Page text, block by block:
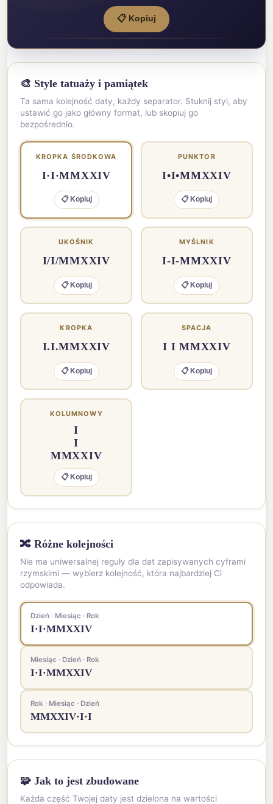
📋 Kopiuj
🎨 Style tatuaży i pamiątek
Ta sama kolejność daty, każdy separator. Stuknij styl, aby
ustawić go jako główny format, lub skopiuj go
bezpośrednio.
KROPKA ŚRODKOWA
I·I·MMXXIV
📋 Kopiuj
PUNKTOR
I•I•MMXXIV
📋 Kopiuj
UKOŚNIK
I/I/MMXXIV
📋 Kopiuj
MYŚLNIK
I-I-MMXXIV
📋 Kopiuj
KROPKA
I.I.MMXXIV
📋 Kopiuj
SPACJA
I I MMXXIV
📋 Kopiuj
KOLUMNOWY
I
I
MMXXIV
📋 Kopiuj
🔀 Różne kolejności
Nie ma uniwersalnej reguły dla dat zapisywanych cyframi
rzymskimi — wybierz kolejność, która najbardziej Ci
odpowiada.
Dzień · Miesiąc · Rok
I·I·MMXXIV
Miesiąc · Dzień · Rok
I·I·MMXXIV
Rok · Miesiąc · Dzień
MMXXIV·I·I
🧩 Jak to jest zbudowane
Każda część Twojej daty jest dzielona na wartości